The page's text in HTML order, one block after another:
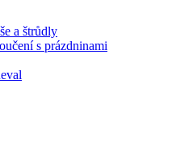
a štrůdly
s prázdninami